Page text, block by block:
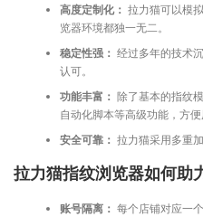
高度定制化： 拉力猫可以模
览器环境都独一无二。
稳定性强： 经过多年的技术
认可。
功能丰富： 除了基本的指纹
自动化脚本等高级功能，方便
安全可靠： 拉力猫采用多重
拉力猫指纹浏览器如何助
账号隔离： 每个店铺对应一